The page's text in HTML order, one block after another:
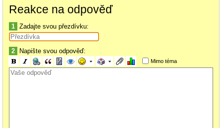
Reakce na odpověď
1 Zadajte svou přezdívku:
2 Napište svou odpověď:
Mimo téma